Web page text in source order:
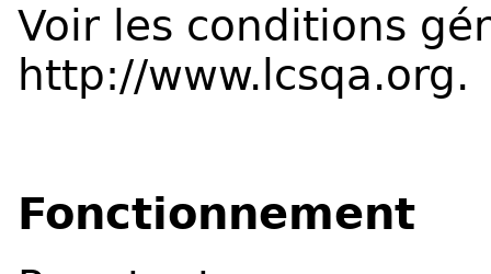
Voir les conditions
http://www.lcsqa.org.
Fonctionnement